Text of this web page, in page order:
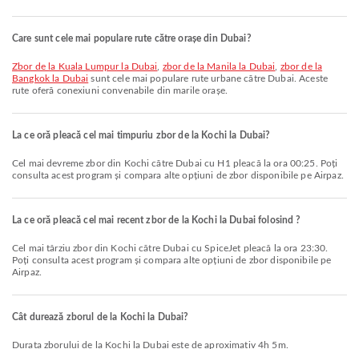
Care sunt cele mai populare rute către orașe din Dubai?
zbor de la Kuala Lumpur la Dubai zbor de la Manila la Dubai
zbor de la
Bangkok la Dubai sunt cele mai populare rute urbane către Dubai. Aceste
rute oferă conexiuni convenabile din marile orașe.
La ce oră pleacă cel mai timpuriu zbor de la Kochi la Dubai?
Cel mai devreme zbor din Kochi către Dubai cu H1 pleacă la ora 00:25. Poți
consulta acest program și compara alte opțiuni de zbor disponibile pe Airpaz.
La ce oră pleacă cel mai recent zbor de la Kochi la Dubai folosind ?
Cel mai târziu zbor din Kochi către Dubai cu SpiceJet pleacă la ora 23:30.
Poți consulta acest program și compara alte opțiuni de zbor disponibile pe
Airpaz.
Cât durează zborul de la Kochi la Dubai?
Durata zborului de la Kochi la Dubai este de aproximativ 4h 5m.